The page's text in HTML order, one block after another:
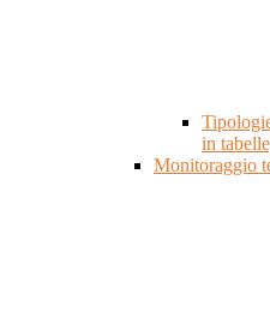
in
Monitoraggio